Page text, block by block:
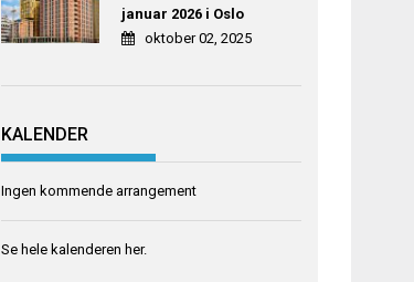
januar 2026 i Oslo
oktober 02, 2025
KALENDER
Ingen kommende arrangement
Se hele kalenderen her.